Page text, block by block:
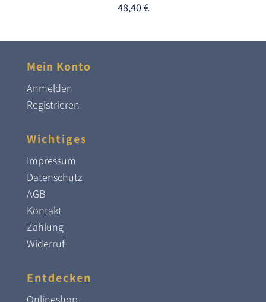
48,40 €
Mein Konto
Anmelden
Registrieren
Wichtiges
Impressum
Datenschutz
AGB
Kontakt
Zahlung
Widerruf
Entdecken